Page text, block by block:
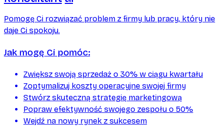
Pomogę Ci rozwiązać problem z firmy lub pracy, który nie
daje Ci spokoju.
Jak mogę Ci pomóc:
Zwiększ swoją sprzedaż o 30% w ciągu kwartału
Zoptymalizuj koszty operacyjne swojej firmy
Stwórz skuteczną strategię marketingową
Popraw efektywność swojego zespołu o 50%
Wejdź na nowy rynek z sukcesem